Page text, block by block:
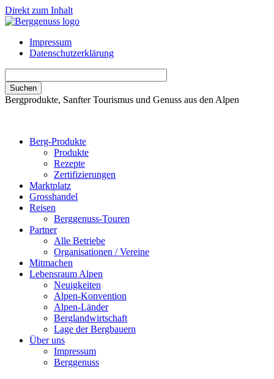
Direkt zum Inhalt
Impressum
Datenschutzerklärung
Bergprodukte, Sanfter Tourismus und Genuss aus den Alpen
Berg-Produkte
Produkte
Rezepte
Zertifizierungen
Marktplatz
Grosshandel
Reisen
Berggenuss-Touren
Partner
Alle Betriebe
Organisationen / Vereine
Mitmachen
Lebensraum Alpen
Neuigkeiten
Alpen-Konvention
Alpen-Länder
Berglandwirtschaft
Lage der Bergbauern
Über uns
Impressum
Berggenuss